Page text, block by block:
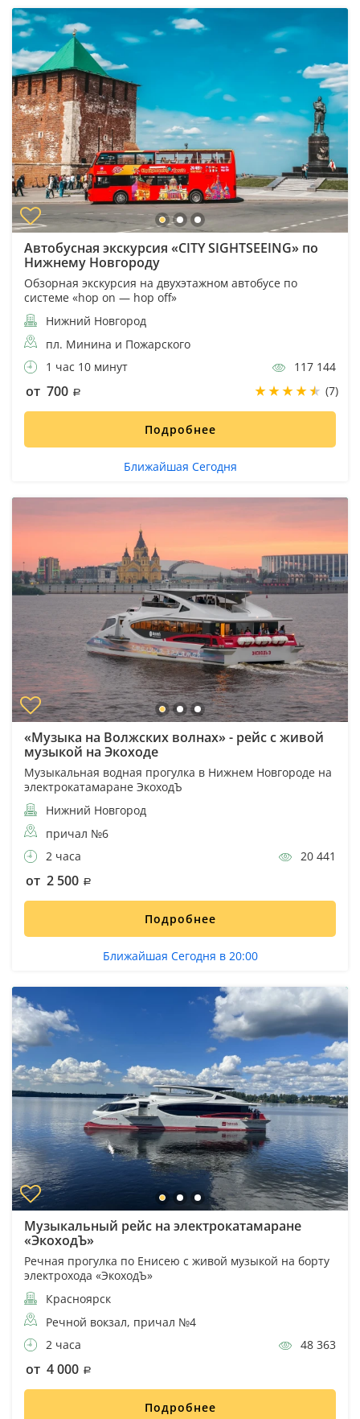
Автобусная экскурсия «CITY SIGHTSEEING» по
Нижнему Новгороду
Обзорная экскурсия на двухэтажном автобусе по
системе «hop on — hop off»
Нижний Новгород
пл. Минина и Пожарского
1 час 10 минут
117 144
от 700 (7)
Подробнее
Ближайшая Сегодня
«Музыка на Волжских волнах» - рейс с живой
музыкой на Экоходе
Музыкальная водная прогулка в Нижнем Новгороде на
электрокатамаране ЭкоходЪ
Нижний Новгород
причал №6
2 часа
20 441
от 2 500
Подробнее
Ближайшая Сегодня в 20:00
Музыкальный рейс на электрокатамаране
«ЭкоходЪ»
Речная прогулка по Енисею с живой музыкой на борту
электрохода «ЭкоходЪ»
Красноярск
Речной вокзал, причал №4
2 часа
48 363
от 4 000
Подробнее